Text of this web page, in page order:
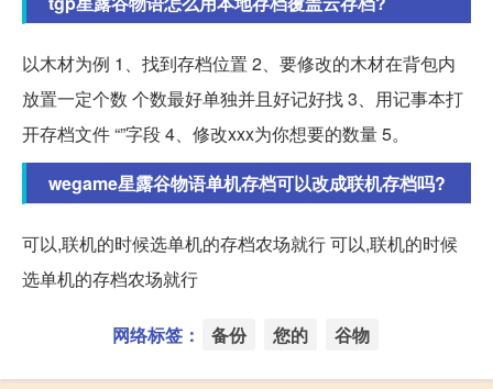
以木材为例 1、找到存档位置 2、要修改的木材在背包内
放置一定个数 个数最好单独并且好记好找 3、用记事本打
开存档文件 “”字段 4、修改xxx为你想要的数量 5。
wegame星露谷物语单机存档可以改成联机存档吗?
可以,联机的时候选单机的存档农场就行 可以,联机的时候
选单机的存档农场就行
网络标签： 备份 您的 谷物